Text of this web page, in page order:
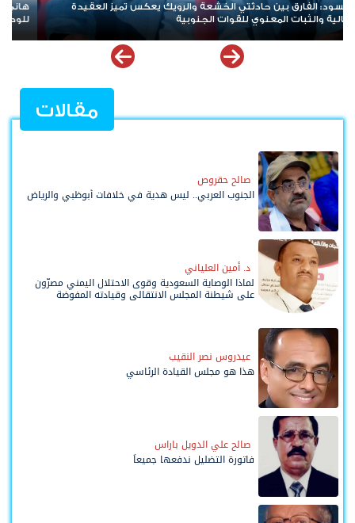
هاني بن بريك: المجلس الانتقالي لا يختزل الجنوب.. وتوحيد الصف
للوصول لاستعادة الدولة أولوية تفرضها الحكمة
مقالات
صالح حقروص
الجنوب العربي.. ليس هدية في خلافات أبوظبي والرياض
د. أمين العلياني
لماذا الوصاية السعودية وقوى الاحتلال اليمني مصرّون
على شيطنة المجلس الانتقالي وقيادته المفوضة
عيدروس نصر النقيب
هذا هو مجلس القيادة الرئاسي
صالح علي الدويل باراس
فاتورة التضليل ندفعها جميعاً